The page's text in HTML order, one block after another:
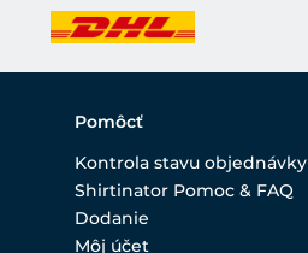
Pomôcť
Kontrola stavu objednávky
Shirtinator Pomoc & FAQ
Dodanie
Môj účet